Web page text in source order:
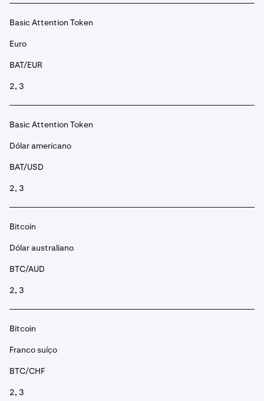
Basic Attention Token
Euro
BAT/EUR
2, 3
Basic Attention Token
Dólar americano
BAT/USD
2, 3
Bitcoin
Dólar australiano
BTC/AUD
2, 3
Bitcoin
Franco suíço
BTC/CHF
2, 3